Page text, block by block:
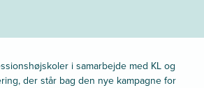
i samarbejde med KL og
der står bag den nye kampagne for